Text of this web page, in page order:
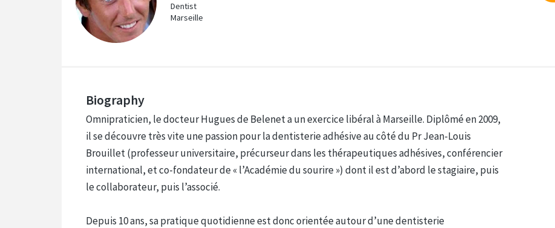
Dentist
Marseille
Biography
Omnipraticien, le docteur Hugues de Belenet a un exercice libéral à Marseille. Diplômé en 2009,
il se découvre très vite une passion pour la dentisterie adhésive au côté du Pr Jean-Louis
Brouillet (professeur universitaire, précurseur dans les thérapeutiques adhésives, conférencier
international, et co-fondateur de « l’Académie du sourire ») dont il est d’abord le stagiaire, puis
le collaborateur, puis l’associé.
Depuis 10 ans, sa pratique quotidienne est donc orientée autour d’une dentisterie